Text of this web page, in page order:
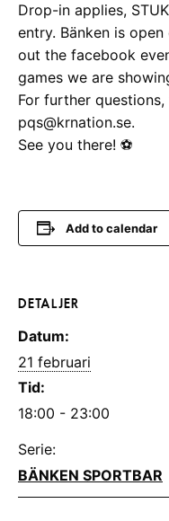
Drop-in applies,
entry. Bänken is
out the facebook
games we are
For further
pqs@krnation.se.
See you there! ⚽️
Add to calendar
DETALJER
Datum:
21 februari
Tid:
18:00 - 23:00
Serie:
BÄNKEN SPORTBAR